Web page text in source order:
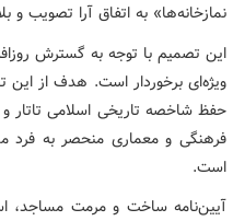
نمازخانه‌ها» به اتفاق آرا تصویب و
این تصمیم با توجه به گسترش
ویژه‌ای برخوردار است. هدف از
حفظ شاخصه تاریخی اسلامی تاتار
فرهنگی و معماری منحصر به فرد
است.
آیین‌نامه ساخت و مرمت مساجد،